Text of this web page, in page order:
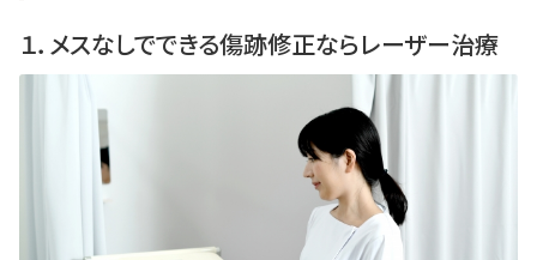
１．メスなしでできる傷跡修正ならレーザー治療